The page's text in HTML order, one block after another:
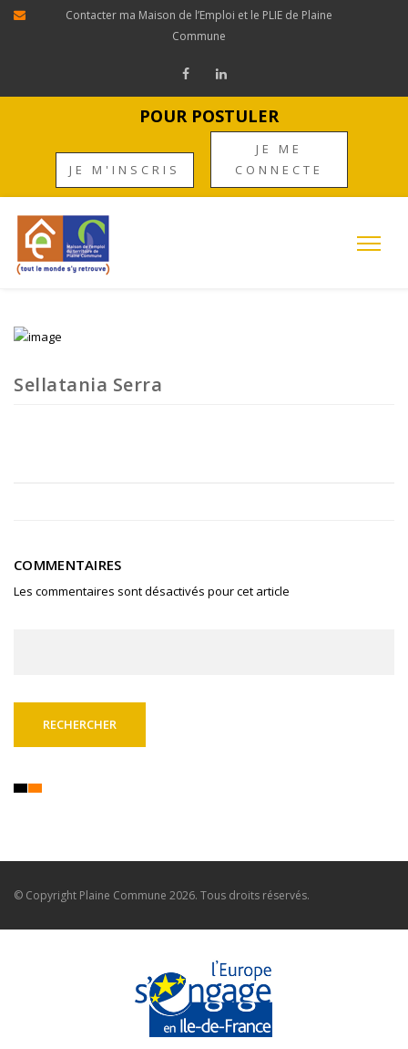
Contacter ma Maison de l’Emploi et le PLIE de Plaine
Commune
POUR POSTULER
JE M'INSCRIS
JE ME
CONNECTE
Sellatania Serra
COMMENTAIRES
Les commentaires sont désactivés pour cet article
© Copyright Plaine Commune 2026. Tous droits réservés.